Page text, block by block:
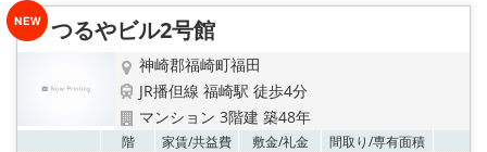
地図から探す
スタッフ募集中
り
つるやビル2号館
神崎郡福崎町福田
JR播但線 福崎駅 徒歩4分
マンション 3階建 築48年
階 家賃/共益費 敷金/礼金 間取り/専有面積